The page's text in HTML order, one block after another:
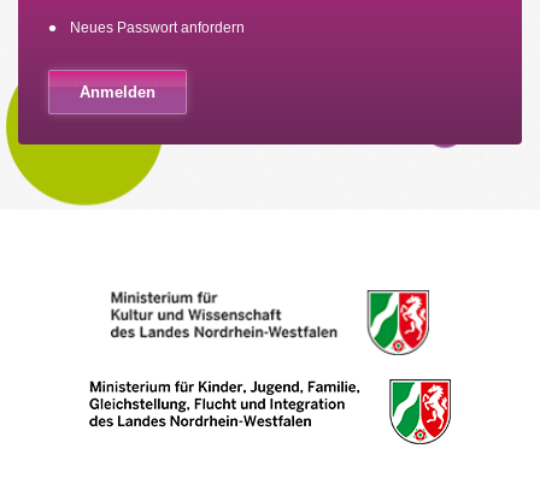
Neues Passwort anfordern